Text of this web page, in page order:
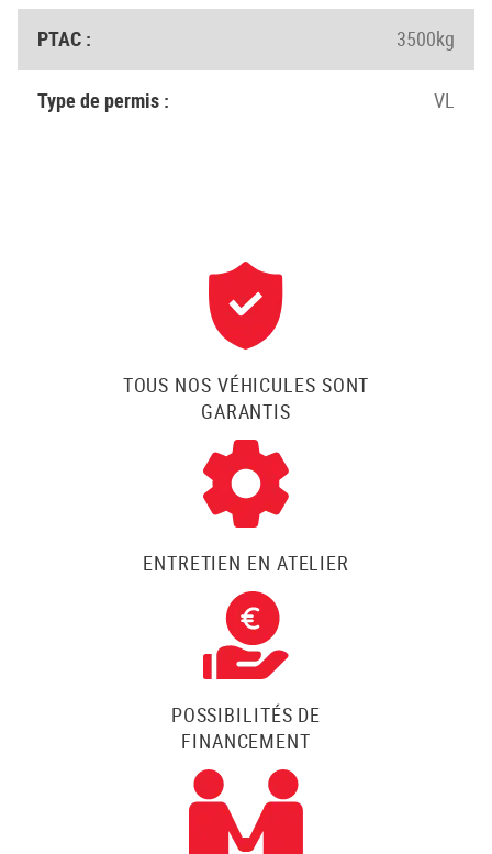
PTAC : 3500kg
Type de permis : VL
TOUS NOS VÉHICULES SONT
GARANTIS
ENTRETIEN EN ATELIER
POSSIBILITÉS DE
FINANCEMENT